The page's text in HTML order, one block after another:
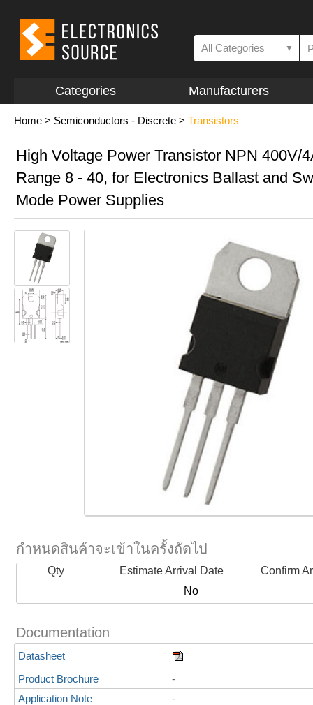
All Categories ▼
Categories Manufacturers
Home > Semiconductors - Discrete > Transistors
High Voltage Power Transistor NPN 400V/
Range 8 - 40, for Electronics Ballast and
Mode Power Supplies
กำหนดสินค้าจะเข้าในครั้งถัดไป
Qty Estimate Arrival Date
Confirm
No
Documentation
Datasheet
Product Brochure
-
Application Note
-